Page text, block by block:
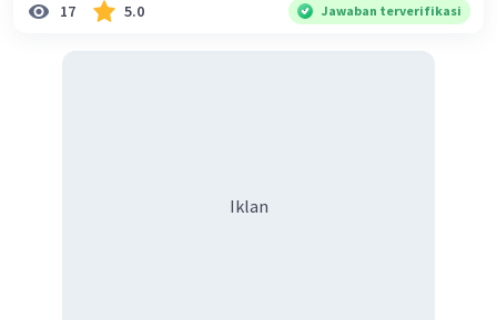
17 5.0 Jawaban terverifikasi
Iklan